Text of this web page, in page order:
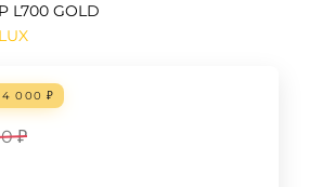
L700 GOLD
4 000 ₽
₽